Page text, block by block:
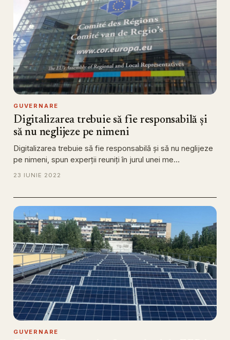
GUVERNARE
Digitalizarea trebuie să fie responsabilă și
să nu neglijeze pe nimeni
Digitalizarea trebuie să fie responsabilă și să nu neglijeze
pe nimeni, spun experții reuniți în jurul unei me…
23 IUNIE 2022
GUVERNARE